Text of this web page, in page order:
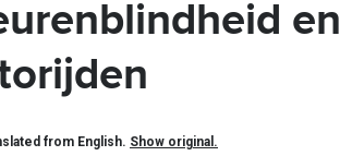
en
from English. Show original.